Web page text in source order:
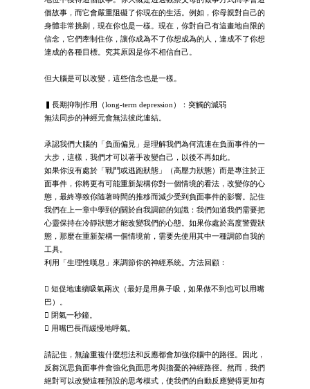
個故事，而它會嚴重阻礙了你現在的生活。例如，你母親對自己的
身體非常挑剔，現在你也是一樣。現在，你對自己有這畫地自限的
信念，它們牽制住你，讓你成為不了你想成為的人，達成不了你想
達成的各種目標。究其原因是你不相信自己。
但大腦是可以改變，這些信念也是一樣。
▍長期抑制作用（long-term depression）：突觸的減弱
無法同步的神經元會無法彼此連結。
承認我們大腦的「負面偏見」是理解我們為何流連在負面事件的一
大步，這樣，我們才可以著手改變自己，以後不再如此。
如果你沒有處於「戰鬥或逃跑狀態」（高壓力狀態）而是專注於正
面事件，你將更有可能重新架構你對一個情境的看法，改變你的心
態，最終導致你隨著時間的推移而減少受到負面事件的影響。記住
我們在上一章中學到的關於自我調節的知識：我們知道我們需要把
心靈保持在冷靜狀態才能改變我們的心態。如果你處於高度警覺狀
態，那麼在重新架構一個情境前，需要先使用其中一種調節自我的
工具。
利用「生理性嘆息」來調節你的神經系統。方法回顧：
 短促地連續吸氣兩次（最好是用鼻子吸，如果做不到也可以用嘴
巴）。
 閉氣一秒鐘。
 用嘴巴長而緩慢地呼氣。
請記住，無論重複什麼想法和反應都會加強你腦中的路徑。因此，
反芻沉思負面事件會強化負面思考與擔憂的神經路徑。然而，我們
絕對可以改變這種預設的思考模式，使我們的自動反應變得更加有